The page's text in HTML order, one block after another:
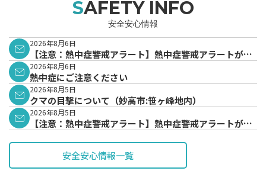
SAFETY INFO
安全安心情報
2026年8月6日
【注意：熱中症警戒アラート】熱中症警戒アラートが発
表されています。
2026年8月6日
熱中症にご注意ください
2026年8月5日
クマの目撃について（妙高市:笹ヶ峰地内）
2026年8月5日
【注意：熱中症警戒アラート】熱中症警戒アラートが発
安全安心情報一覧